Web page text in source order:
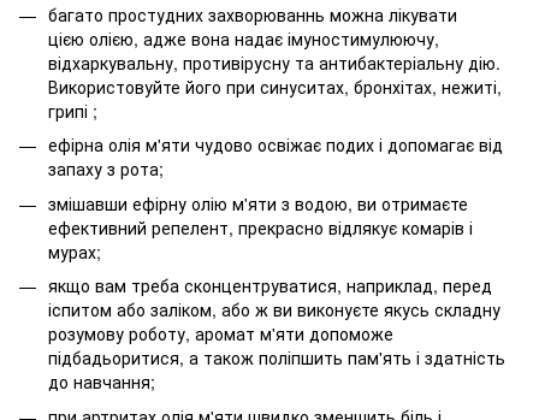
багато простудних захворюваннь можна лікувати
цією олією, адже вона надає імуностимулюючу,
відхаркувальну, противірусну та антибактеріальну дію.
Використовуйте його при синуситах, бронхітах, нежиті,
грипі ;
ефірна олія м'яти чудово освіжає подих і допомагає від
запаху з рота;
змішавши ефірну олію м'яти з водою, ви отримаєте
ефективний репелент, прекрасно відлякує комарів і
мурах;
якщо вам треба сконцентруватися, наприклад, перед
іспитом або заліком, або ж ви виконуєте якусь складну
розумову роботу, аромат м'яти допоможе
підбадьоритися, а також поліпшить пам'ять і здатність
до навчання;